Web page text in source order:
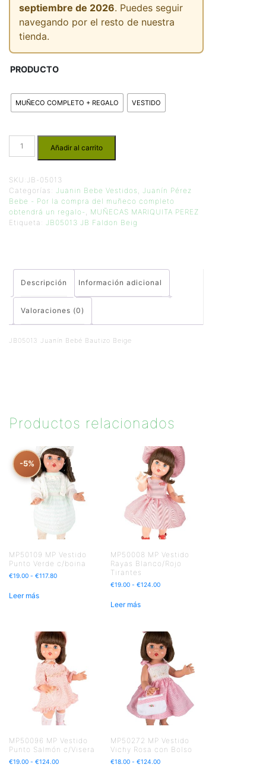
septiembre de 2026. Puedes seguir
navegando por el resto de nuestra
tienda.
PRODUCTO
MUÑECO COMPLETO + REGALO VESTIDO
Añadir al carrito
SKU: JB-05013
Categorías: Juanin Bebe Vestidos
Juanín Pérez
Bebe - Por la compra del muñeco completo
obtendrá un regalo-
MUÑECAS MARIQUITA PEREZ
Etiqueta: JB05013 JB Faldon Beig
Descripción Información adicional
Valoraciones (0)
JB05013 Juanín Bebé Bautizo Beige
Productos relacionados
-5%
MP50109 MP Vestido
Punto Verde c/boina
€19.00 - €117.80
Leer más
MP50008 MP Vestido
Rayas Blanco/Rojo
Tirantes
€19.00 - €124.00
Leer más
MP50096 MP Vestido
Punto Salmón c/Visera
€19.00 - €124.00
MP50272 MP Vestido
Vichy Rosa con Bolso
€18.00 - €124.00